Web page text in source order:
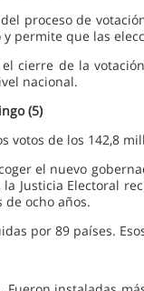
proceso de
que las
cierre de la
nacional.
(5)
de los 142,8
el nuevo
Justicia Electoral
de ocho años.
por 89 países.